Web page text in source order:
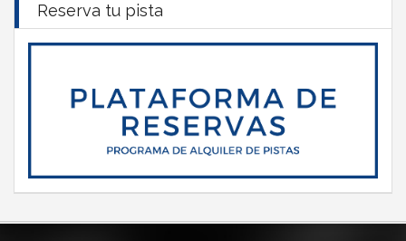
Reserva tu pista